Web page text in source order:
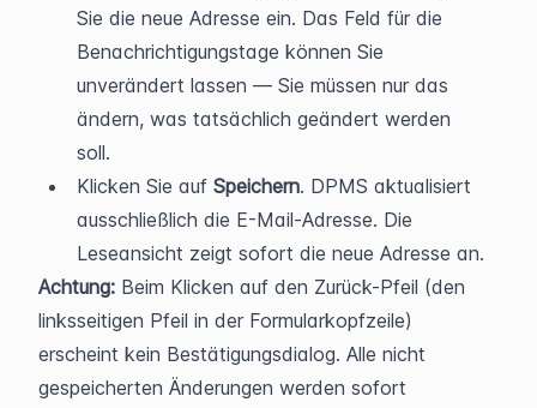
Sie die neue Adresse ein. Das Feld für die
Benachrichtigungstage können Sie
unverändert lassen — Sie müssen nur das
ändern, was tatsächlich geändert werden
soll.
Klicken Sie auf Speichern. DPMS aktualisiert
ausschließlich die E-Mail-Adresse. Die
Leseansicht zeigt sofort die neue Adresse an.
Achtung: Beim Klicken auf den Zurück-Pfeil (den
linksseitigen Pfeil in der Formularkopfzeile)
erscheint kein Bestätigungsdialog. Alle nicht
gespeicherten Änderungen werden sofort